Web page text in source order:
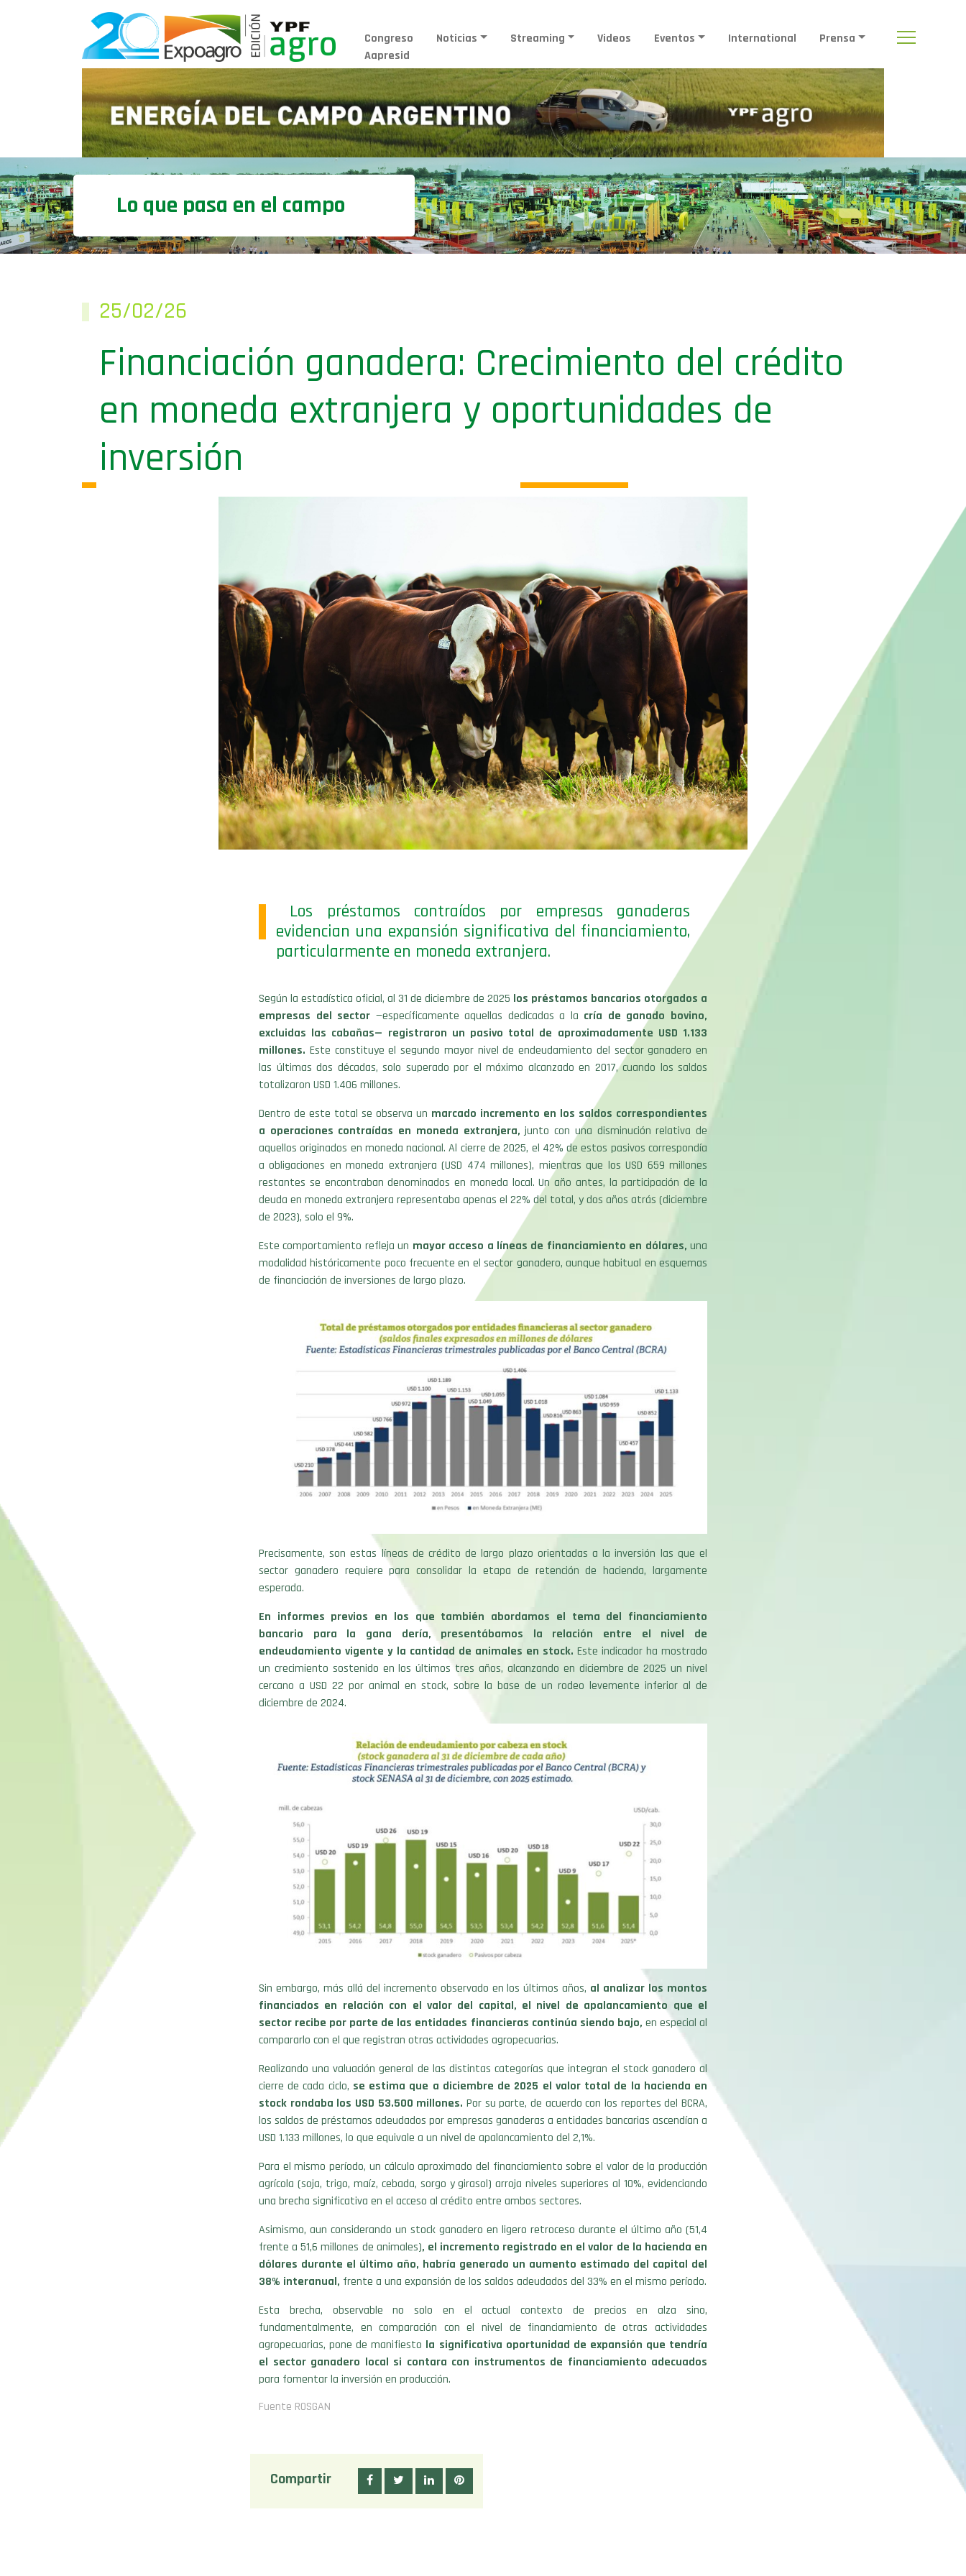
Congreso
Aapresid
Noticias Streaming Videos Eventos International Prensa
Lo que pasa en el campo
25/02/26
Financiación ganadera: Crecimiento del crédito
en moneda extranjera y oportunidades de
inversión
Los préstamos contraídos por empresas ganaderas
evidencian una expansión significativa del financiamiento,
particularmente en moneda extranjera.
Según la estadística oficial, al 31 de diciembre de 2025 los préstamos bancarios otorgados a
empresas del sector —específicamente aquellas dedicadas a la cría de ganado bovino,
excluidas las cabañas— registraron un pasivo total de aproximadamente USD 1.133
millones. Este constituye el segundo mayor nivel de endeudamiento del sector ganadero en
las últimas dos décadas, solo superado por el máximo alcanzado en 2017, cuando los saldos
totalizaron USD 1.406 millones.
Dentro de este total se observa un marcado incremento en los saldos correspondientes
a operaciones contraídas en moneda extranjera, junto con una disminución relativa de
aquellos originados en moneda nacional. Al cierre de 2025, el 42% de estos pasivos correspondía
a obligaciones en moneda extranjera (USD 474 millones), mientras que los USD 659 millones
restantes se encontraban denominados en moneda local. Un año antes, la participación de la
deuda en moneda extranjera representaba apenas el 22% del total, y dos años atrás (diciembre
de 2023), solo el 9%.
Este comportamiento refleja un mayor acceso a líneas de financiamiento en dólares, una
modalidad históricamente poco frecuente en el sector ganadero, aunque habitual en esquemas
de financiación de inversiones de largo plazo.
Precisamente, son estas líneas de crédito de largo plazo orientadas a la inversión las que el
sector ganadero requiere para consolidar la etapa de retención de hacienda, largamente
esperada.
En informes previos en los que también abordamos el tema del financiamiento
bancario para la gana dería, presentábamos la relación entre el nivel de
endeudamiento vigente y la cantidad de animales en stock. Este indicador ha mostrado
un crecimiento sostenido en los últimos tres años, alcanzando en diciembre de 2025 un nivel
cercano a USD 22 por animal en stock, sobre la base de un rodeo levemente inferior al de
diciembre de 2024.
Sin embargo, más allá del incremento observado en los últimos años, al analizar los montos
financiados en relación con el valor del capital, el nivel de apalancamiento que el
sector recibe por parte de las entidades financieras continúa siendo bajo, en especial al
compararlo con el que registran otras actividades agropecuarias.
Realizando una valuación general de las distintas categorías que integran el stock ganadero al
cierre de cada ciclo, se estima que a diciembre de 2025 el valor total de la hacienda en
stock rondaba los USD 53.500 millones. Por su parte, de acuerdo con los reportes del BCRA,
los saldos de préstamos adeudados por empresas ganaderas a entidades bancarias ascendían a
USD 1.133 millones, lo que equivale a un nivel de apalancamiento del 2,1%.
Para el mismo período, un cálculo aproximado del financiamiento sobre el valor de la producción
agrícola (soja, trigo, maíz, cebada, sorgo y girasol) arroja niveles superiores al 10%, evidenciando
una brecha significativa en el acceso al crédito entre ambos sectores.
Asimismo, aun considerando un stock ganadero en ligero retroceso durante el último año (51,4
frente a 51,6 millones de animales), el incremento registrado en el valor de la hacienda en
dólares durante el último año, habría generado un aumento estimado del capital del
38% interanual, frente a una expansión de los saldos adeudados del 33% en el mismo período.
Esta brecha, observable no solo en el actual contexto de precios en alza sino,
fundamentalmente, en comparación con el nivel de financiamiento de otras actividades
agropecuarias, pone de manifiesto la significativa oportunidad de expansión que tendría
el sector ganadero local si contara con instrumentos de financiamiento adecuados
para fomentar la inversión en producción.
Fuente ROSGAN
Compartir